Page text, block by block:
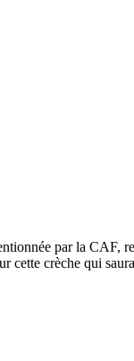
par la
cette crèche qui